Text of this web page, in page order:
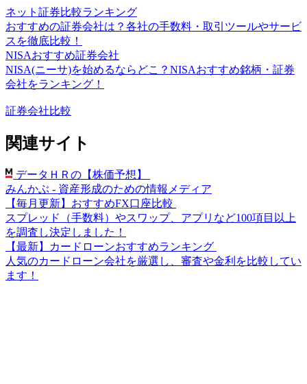
ネット証券比較ランキング
おすすめの証券会社は？各社の手数料・取引ツールやサービ
スを徹底比較！
NISAおすすめ証券会社
NISA(ニーサ)を始めるならどこ？NISAおすすめ銘柄・証券
会社をランキング！
証券会社比較
関連サイト
データＨＲの【株価予想】
みんかぶ - 資産形成のための情報メディア
【毎月更新】おすすめFX口座比較
スプレッド（手数料）やスワップ、アプリなど100項目以上
を調査し決定しました！
【最新】カードローンおすすめランキング
人気のカードローン会社を厳選し、審査や金利を比較してい
ます！